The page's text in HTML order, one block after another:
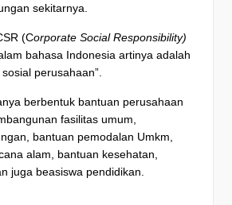
sekitarnya.
(Corporate Social Responsibility)
bahasa Indonesia artinya adalah
perusahaan”.
berbentuk bantuan perusahaan
fasilitas umum,
bantuan pemodalan Umkm,
alam, bantuan kesehatan,
juga beasiswa pendidikan.